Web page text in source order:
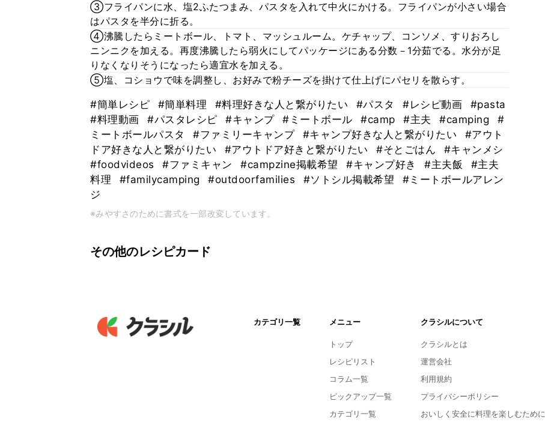
③フライパンに水、塩2ふたつまみ、パスタを入れて中火にかける。フライパンが小さい場合
はパスタを半分に折る。
④沸騰したらミートボール、トマト、マッシュルーム。ケチャップ、コンソメ、すりおろし
ニンニクを加える。再度沸騰したら弱火にしてパッケージにある分数－1分茹でる。水分が足
りなくなりそうになったら適宜水を加える。
⑤塩、コショウで味を調整し、お好みで粉チーズを掛けて仕上げにパセリを散らす。
#簡単レシピ #簡単料理 #料理好きな人と繋がりたい #パスタ #レシピ動画
#pasta
#料理動画
#パスタレシピ #キャンプ #ミートボール #camp #主夫 #camping
#
ミートボールパスタ
#ファミリーキャンプ #キャンプ好きな人と繋がりたい
#アウト
ドア好きな人と繋がりたい
#アウトドア好きと繋がりたい #そとごはん
#キャンメシ
#foodvideos
#ファミキャン #campzine掲載希望 #キャンプ好き #主夫飯
#主夫
料理
#familycamping #outdoorfamilies #ソトシル掲載希望
#ミートボールアレン
ジ
※みやすさのために書式を一部改変しています。
その他のレシピカード
カテゴリ一覧 メニュー
トップ
レシピリスト
コラム一覧
ピックアップ一覧
カテゴリ一覧
クラシルについて
クラシルとは
運営会社
利用規約
プライバシーポリシー
おいしく安全に料理を楽しむために